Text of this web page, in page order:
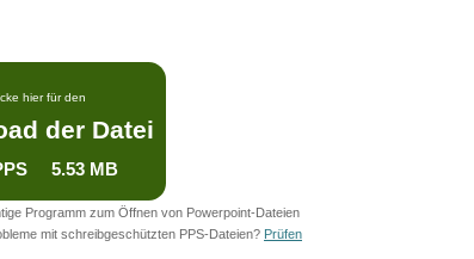
hier für den
der Datei
5.53 MB
Programm zum Öffnen von Powerpoint-Dateien
mit schreibgeschützten PPS-Dateien? Prüfen